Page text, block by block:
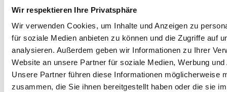
Wir respektieren Ihre Privatsphäre
Wir verwenden Cookies, um Inhalte und Anzeigen zu
für soziale Medien anbieten zu können und die Zugriffe auf
analysieren. Außerdem geben wir Informationen zu Ihrer
Website an unsere Partner für soziale Medien, Werbung
Unsere Partner führen diese Informationen möglicherweise
zusammen, die Sie ihnen bereitgestellt haben oder die sie